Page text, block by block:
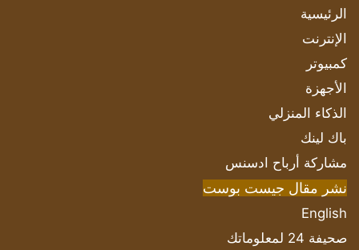
الرئيسية
الإنترنت
كمبيوتر
الأجهزة
الذكاء المنزلي
باك لينك
مشاركة أرباح ادسنس
نشر مقال جيست بوست
English
صحيفة 24 لمعلوماتك